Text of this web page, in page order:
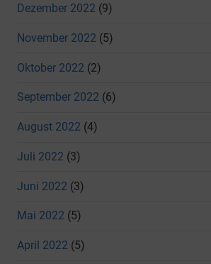
Dezember 2022 (9)
November 2022 (5)
Oktober 2022 (2)
September 2022 (6)
August 2022 (4)
Juli 2022 (3)
Juni 2022 (3)
Mai 2022 (5)
April 2022 (5)